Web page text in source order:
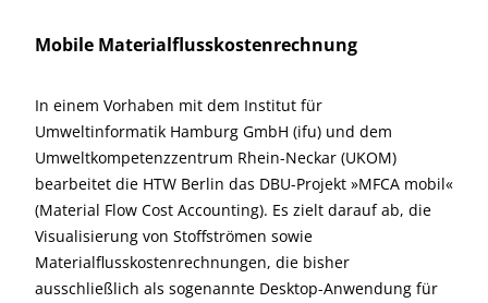
Mobile Materialflusskostenrechnung
In einem Vorhaben mit dem Institut für
Umweltinformatik Hamburg GmbH (ifu) und dem
Umweltkompetenzzentrum Rhein-Neckar (UKOM)
bearbeitet die HTW Berlin das DBU-Projekt »MFCA mobil«
(Material Flow Cost Accounting). Es zielt darauf ab, die
Visualisierung von Stoffströmen sowie
Materialflusskostenrechnungen, die bisher
ausschließlich als sogenannte Desktop-Anwendung für